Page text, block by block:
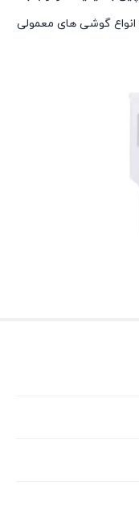
شارژ انواع گوشی های معمولی